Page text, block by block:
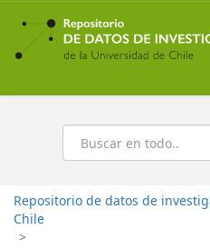
Ir
contenido
principal
Buscar
Repositorio de datos de
Chile
>